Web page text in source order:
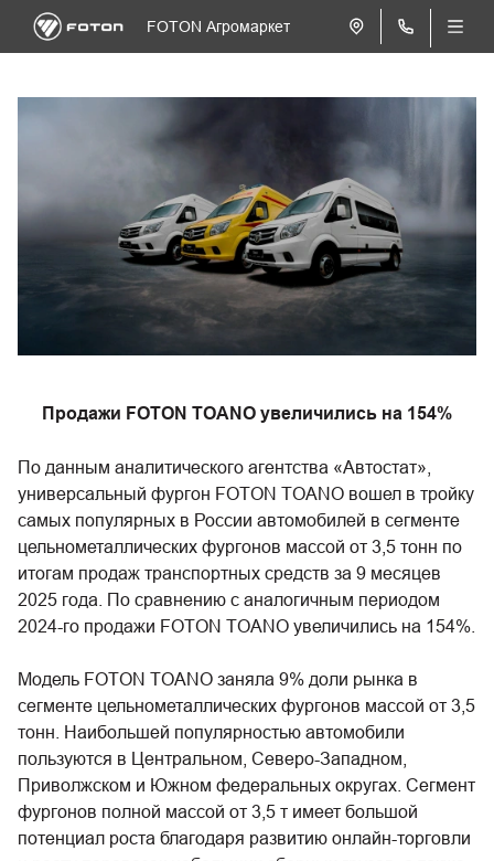
FOTON Агромаркет
Продажи FOTON TOANO увеличились на 154%
По данным аналитического агентства «Автостат»,
универсальный фургон FOTON TOANO вошел в тройку
самых популярных в России автомобилей в сегменте
цельнометаллических фургонов массой от 3,5 тонн по
итогам продаж транспортных средств за 9 месяцев
2025 года. По сравнению с аналогичным периодом
2024-го продажи FOTON TOANO увеличились на 154%.
Модель FOTON TOANO заняла 9% доли рынка в
сегменте цельнометаллических фургонов массой от 3,5
тонн. Наибольшей популярностью автомобили
пользуются в Центральном, Северо-Западном,
Приволжском и Южном федеральных округах. Сегмент
фургонов полной массой от 3,5 т имеет большой
потенциал роста благодаря развитию онлайн-торговли